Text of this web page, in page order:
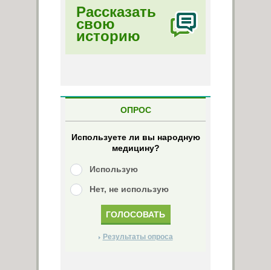
Рассказать
свою
историю
ОПРОС
Используете ли вы народную
медицину?
Использую
Нет, не использую
Результаты опроса